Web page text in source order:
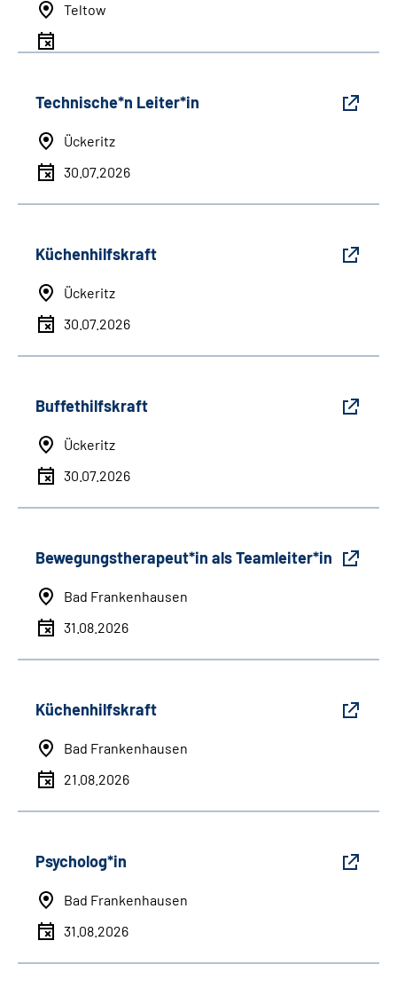
Teltow
Technische*n Leiter*in
Ückeritz
30.07.2026
Küchenhilfskraft
Ückeritz
30.07.2026
Buffethilfskraft
Ückeritz
30.07.2026
Bewegungstherapeut*in als Teamleiter*in
Bad Frankenhausen
31.08.2026
Küchenhilfskraft
Bad Frankenhausen
21.08.2026
Psycholog*in
Bad Frankenhausen
31.08.2026